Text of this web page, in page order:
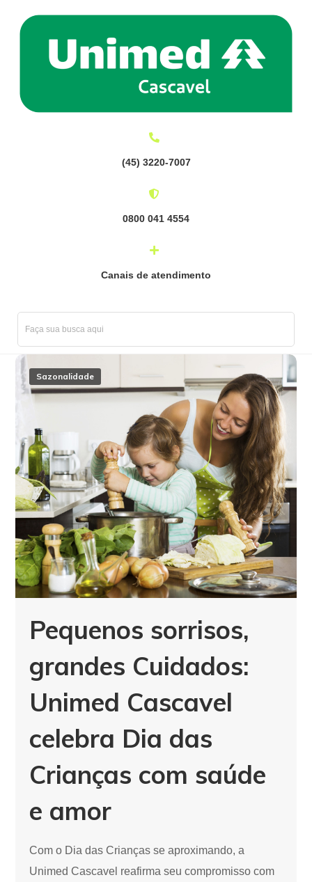
(45) 3220-7007
0800 041 4554
Canais de atendimento
Sazonalidade
Pequenos sorrisos,
grandes Cuidados:
Unimed Cascavel
celebra Dia das
Crianças com saúde
e amor
Com o Dia das Crianças se aproximando, a
Unimed Cascavel reafirma seu compromisso com